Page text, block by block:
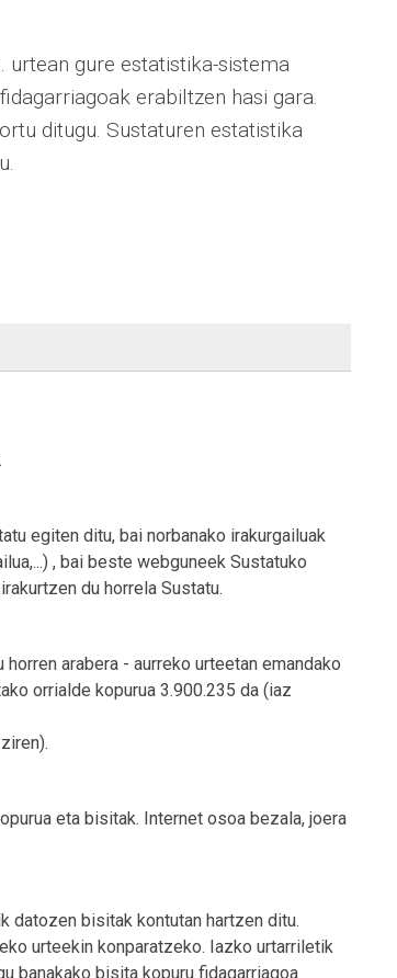
urtean gure estatistika-sistema
erabiltzen hasi gara.
ditugu. Sustaturen estatistika
egiten ditu, bai norbanako irakurgailuak
, bai beste webguneek Sustatuko
du horrela Sustatu.
arabera - aurreko urteetan emandako
orrialde kopurua 3.900.235 da (iaz
eta bisitak. Internet osoa bezala, joera
datozen bisitak kontutan hartzen ditu.
urteekin konparatzeko. Iazko urtarriletik
banakako bisita kopuru fidagarriagoa